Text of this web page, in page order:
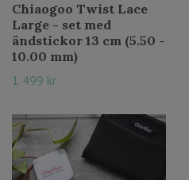
Chiaogoo Twist Lace
Large - set med
ändstickor 13 cm (5.50 -
10.00 mm)
1 499 kr